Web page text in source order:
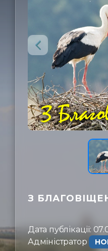
ㅤПро компанію
ㅤКоманда
ㅤКар'єра
ㅤЗв'язатись
З
Дата публікації:
Адміністратор ㅤ